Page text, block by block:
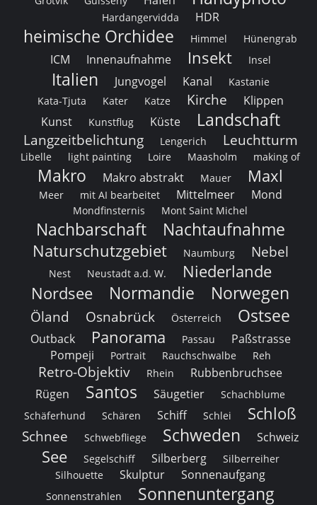
Hardangervidda HDR
heimische Orchidee Himmel Hünengrab
ICM Innenaufnahme Insekt Insel
Italien Jungvogel Kanal
Kastanie
Kata-Tjuta
Kater Katze Kirche
Klippen
Kunst
Kunstflug Küste Landschaft
Langzeitbelichtung Lengerich Leuchtturm
Libelle light painting Loire Maasholm making of
Makro Makro abstrakt Mauer Maxl
Meer mit AI bearbeitet Mittelmeer Mond
Mondfinsternis Mont Saint Michel
Nachbarschaft Nachtaufnahme
Naturschutzgebiet Naumburg Nebel
Nest Neustadt a.d. W.
Niederlande
Nordsee
Normandie Norwegen
Öland Osnabrück Österreich Ostsee
Outback Panorama Passau
Paßstrasse
Pompeji
Portrait Rauchschwalbe Reh
Retro-Objektiv Rhein
Rubbenbruchsee
Rügen
Santos Säugetier
Schachblume
Schäferhund
Schären Schiff Schlei Schloß
Schnee Schwebfliege Schweden Schweiz
See Segelschiff Silberberg
Silberreiher
Silhouette
Skulptur Sonnenaufgang
Sonnenstrahlen Sonnenuntergang